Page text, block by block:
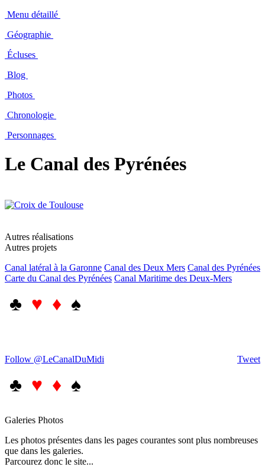
Menu détaillé
Géographie
Écluses
Blog
Photos
Chronologie
Personnages
Le Canal des Pyrénées
Autres réalisations
Autres projets
Canal latéral à la Garonne Canal des Deux Mers Canal des Pyrénées
Carte du Canal des Pyrénées Canal Maritime des Deux-Mers
♣ ♥ ♦ ♠
Tweet
Follow @LeCanalDuMidi
♣ ♥ ♦ ♠
Galeries Photos
Les photos présentes dans les pages courantes sont plus nombreuses
que dans les galeries.
Parcourez donc le site...